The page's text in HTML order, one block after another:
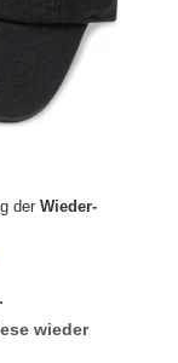
der Wieder-
wieder